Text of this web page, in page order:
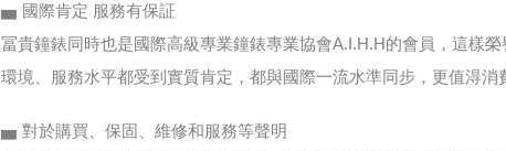
▅ 國際肯定 服務有保証
冨貴鐘錶同時也是國際高級專業鐘錶專業協會A.I.H.H的會員，這樣
環境、服務水平都受到實質肯定，都與國際一流水準同步，更值淂消
▅ 對於購買、保固、維修和服務等聲明